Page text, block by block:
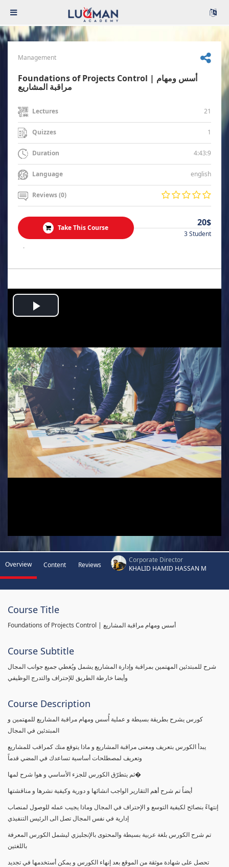
Management
Foundations of Projects Control | أسس ومهام
مراقبة المشاريع
Lectures 21
Quizzes 1
Duration 4:43:9
Language english
Reviews (0)
Take This Course 20$
3 Student
.
Play
Overview Content Reviews
Corporate Director
KHALID HAMID HASSAN M
Course Title
Foundations of Projects Control | أسس ومهام مراقبة المشاريع
Course Subtitle
شرح للمبتدئين المهتمين بمراقبة وإدارة المشاريع يشمل ويُغطي جميع جوانب المجال
وأيضا خارطة الطريق للإحتراف والتدرج الوظيفي
Course Description
كورس يشرح بطريقة بسيطة و عملية أُسس ومهام مراقبة المشاريع للمهتمين و
المبتدئين في المجال
يبدأ الكورس بتعريف ومعنى مراقبة المشاريع و ماذا يتوقع منك كمراقب للمشاريع
وتعريف لمصطلحات أساسية تساعدك في المضي قدماً
ثم يتطرّق الكورس للجزء الأساسي و هوا شرح لمها�
أيضاً تم شرح أهم التقارير الواجب انشائها و دورية وكيفية نشرها و مناقشتها
إنتهاءً بنصائح لكيفية التوسع و الإحتراف في المجال وماذا يجيب عمله للوصول لمنصاب
إدارية في نفس المجال تصل الى الرئيس التنفيذي
تم شرح الكورس بلغة عربية بسيطة والمحتوى بالإنجليزي ليشمل الكورس المعرفة
باللغتين
تحصل على شهادة موثقة من الموقع بعد إنهاء الكورس و يمكن أستخدمها في تجديد